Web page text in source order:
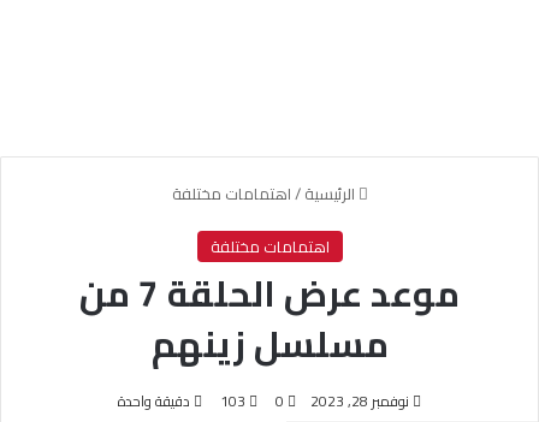
الرئيسية/اهتمامات مختلفة
اهتمامات مختلفة
موعد عرض الحلقة 7 من
مسلسل زينهم
نوفمبر 28, 2023 0
103 دقيقة واحدة